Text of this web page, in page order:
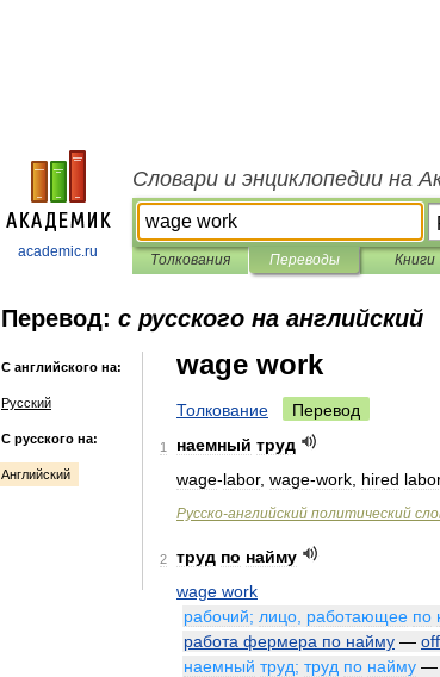
academic.ru
Словари и энциклопедии на
Толкования Переводы Книги
Перевод: с русского на английский
С английского на:
Русский
С русского на:
Английский
wage work
Толкование Перевод
1 наемный труд
wage-labor, wage-work hired labor
Русско-английский политический
2 труд по найму
wage work
рабочий; лицо работающее по
работа фермера по найму — off
наемный труд; труд по найму —